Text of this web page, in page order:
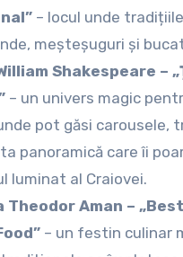
– locul unde
meșteșuguri și
Shakespeare –
– un univers magic
pot găsi carousele,
panoramică care îi
luminat al Craiovei.
Theodor Aman –
– un festin culinar